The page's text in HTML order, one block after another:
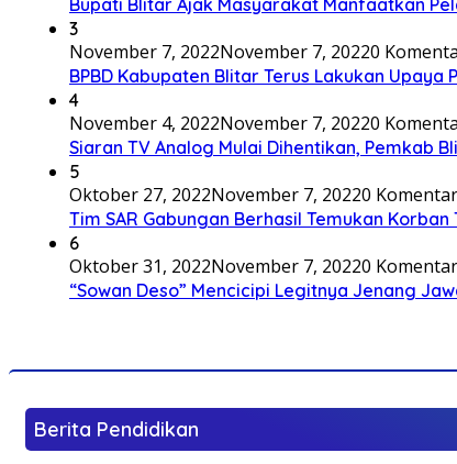
3
November 7, 2022November 7, 20220
BPBD Kabupaten Blitar Terus Lakukan
4
November 4, 2022November 7, 20220
Siaran TV Analog Mulai Dihentikan, Pemkab
5
Oktober 27, 2022November 7, 20220 Komentar
Tim SAR Gabungan Berhasil Temukan
6
Oktober 31, 2022November 7, 20220 Komentar
“Sowan Deso” Mencicipi Legitnya Jenang
Berita Pendidikan